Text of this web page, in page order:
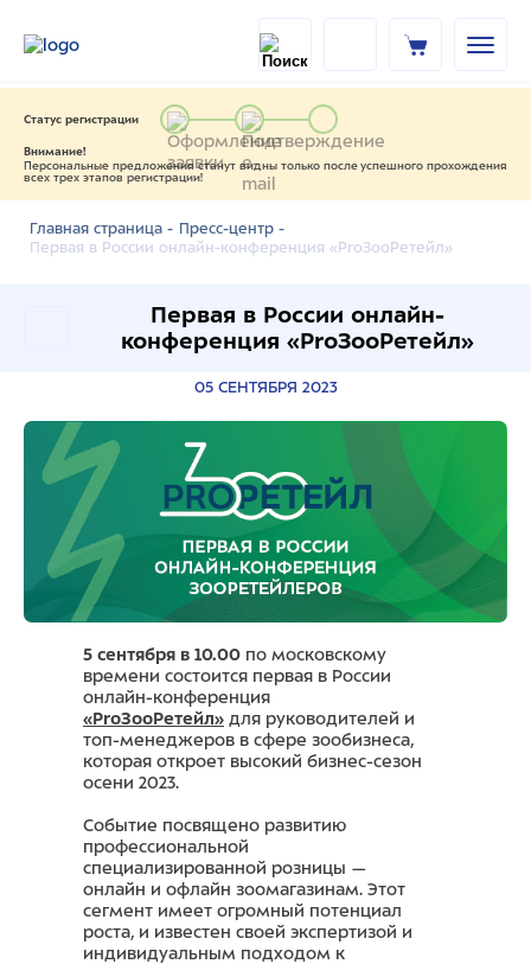
Статус регистрации
Внимание!
Персональные предложения станут видны только после успешного прохождения
всех трех этапов регистрации!
Главная страница - Пресс-центр -
Первая в России онлайн-конференция «ProЗооРетейл»
Первая в России онлайн-
конференция «ProЗооРетейл»
05 СЕНТЯБРЯ 2023
5 сентября в 10.00 по московскому
времени состоится первая в России
онлайн-конференция
«ProЗооРетейл» для руководителей и
топ-менеджеров в сфере зообизнеса,
которая откроет высокий бизнес-сезон
осени 2023.
Событие посвящено развитию
профессиональной
специализированной розницы —
онлайн и офлайн зоомагазинам. Этот
сегмент имеет огромный потенциал
роста, и известен своей экспертизой и
индивидуальным подходом к